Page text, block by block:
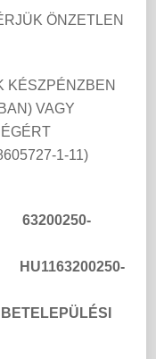
ÖNZETLEN
KÉSZPÉNZBEN
VAGY
1-11)
63200250-
HU1163200250-